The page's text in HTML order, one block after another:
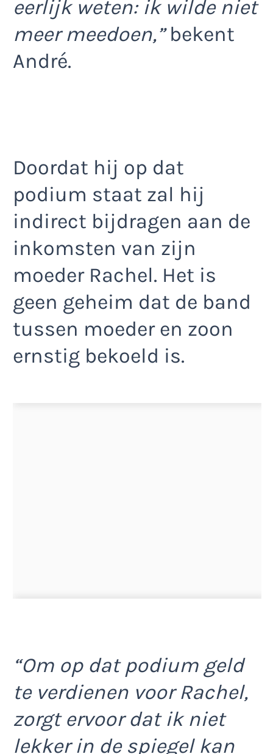
eerlijk weten: ik wilde niet
meer meedoen,”bekent
André.
Doordat hij op dat
podium staat zal hij
indirect bijdragen aan de
inkomsten van zijn
moeder Rachel. Het is
geen geheim dat de band
tussen moeder en zoon
ernstig bekoeld is.
“Om op dat podium geld
te verdienen voor Rachel,
zorgt ervoor dat ik niet
lekker in de spiegel kan